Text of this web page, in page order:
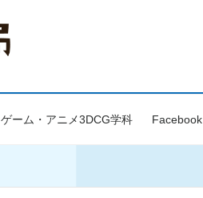
ゲーム・アニメ3DCG学科 Facebook